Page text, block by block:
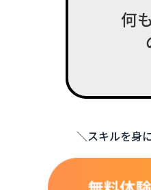
＼スキルを身